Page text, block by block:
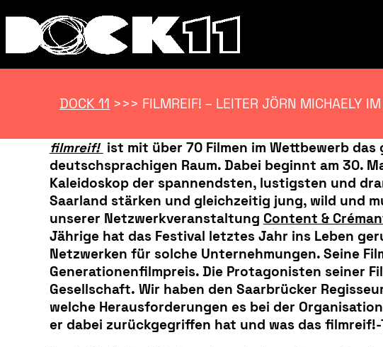
DOCK 11 >>> FILMREIF! – LEITER JÖRN MICHAELY
filmreif! ist mit über 70 Filmen im Wettbewerb das
deutschsprachigen Raum. Dabei beginnt am 30.
Kaleidoskop der spannendsten, lustigsten und
Saarland stärken und gleichzeitig jung, wild und
unserer Netzwerkveranstaltung Content &
Jährige hat das Festival letztes Jahr ins Leben
Netzwerken für solche Unternehmungen. Seine
Generationenfilmpreis. Die Protagonisten seiner
Gesellschaft. Wir haben den Saarbrücker
welche Herausforderungen es bei der
er dabei zurückgegriffen hat und was das